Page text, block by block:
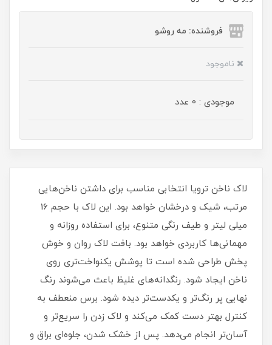
فروشنده: مه رو‌شو
ناموجود
موجودی : 0 عدد
لاک ناخن ترویا انتخابی مناسب برای داشتن ناخن‌هایی
مرتب، شیک و درخشان خواهد بود. این لاک با حجم 16
میلی‌ لیتر و طیف رنگی متنوع، برای استفاده روزانه و
مهمانی‌ها کاربردی خواهد بود. بافت لاک روان و خوش‌
پخش طراحی شده است تا پوشش یکنواخت‌تری روی
ناخن ایجاد شود. رنگدانه‌های غلیظ باعث می‌شوند رنگ
نهایی پر رنگ‌تر و یکدست‌تر دیده شود. برس منعطف به
کنترل بهتر دست کمک می‌کند و لاک زدن را سریع‌تر و
آسان‌تر انجام می‌دهد. پس از خشک شدن، جلوه‌ای براق و